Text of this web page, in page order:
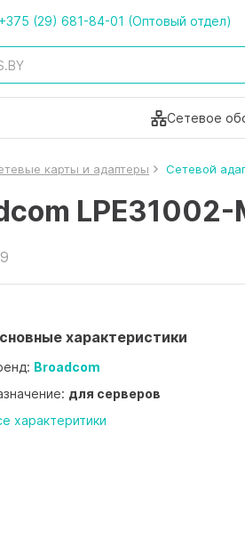
+375 (29) 681-84-01 (Оптовый отдел)
Сетевое
карты и адаптеры Сетевой
LPE31002-
характеристики
Broadcom
для серверов
характеритики